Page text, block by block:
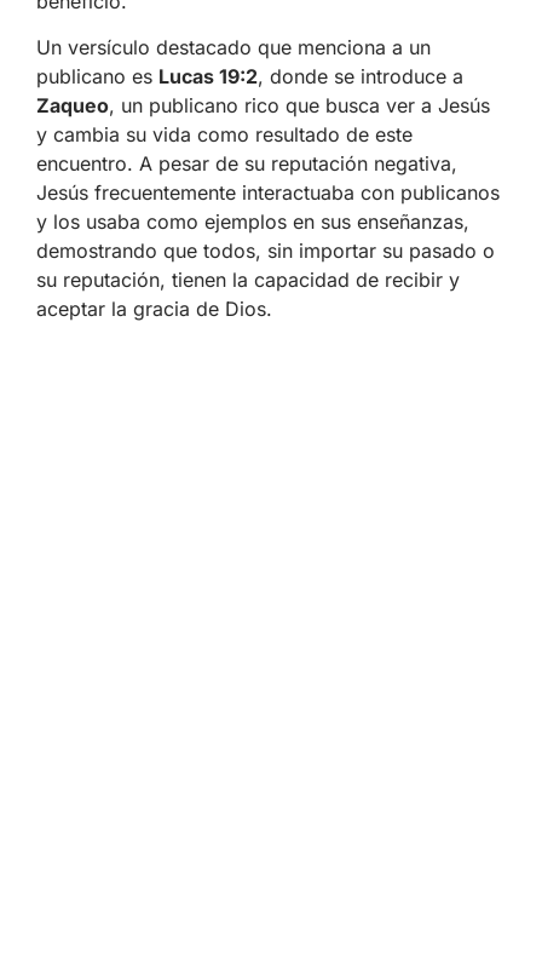
Un versículo destacado que menciona a un
publicano es Lucas 19:2, donde se introduce a
Zaqueo, un publicano rico que busca ver a Jesús
y cambia su vida como resultado de este
encuentro. A pesar de su reputación negativa,
Jesús frecuentemente interactuaba con publicanos
y los usaba como ejemplos en sus enseñanzas,
demostrando que todos, sin importar su pasado o
su reputación, tienen la capacidad de recibir y
aceptar la gracia de Dios.